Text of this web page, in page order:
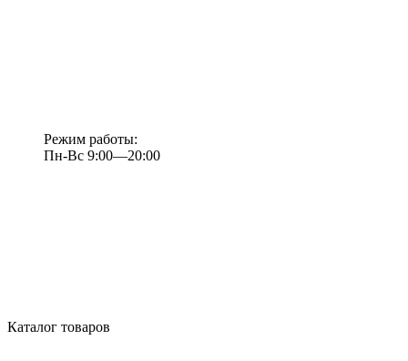
Режим работы:
Пн-Вс 9:00—20:00
Каталог товаров